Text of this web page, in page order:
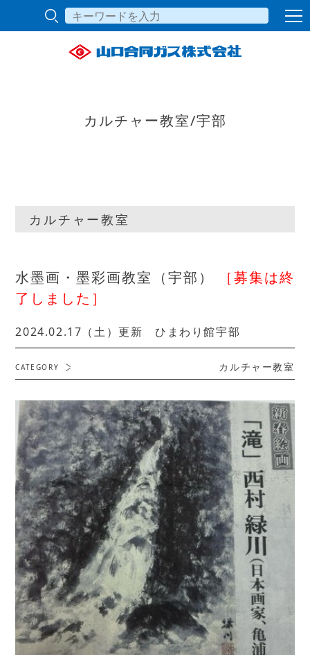
カルチャー教室/宇部
カルチャー教室
水墨画・墨彩画教室（宇部）
［募集は終
了しました］
2024.02.17（土）更新 ひまわり館宇部
CATEGORY カルチャー教室